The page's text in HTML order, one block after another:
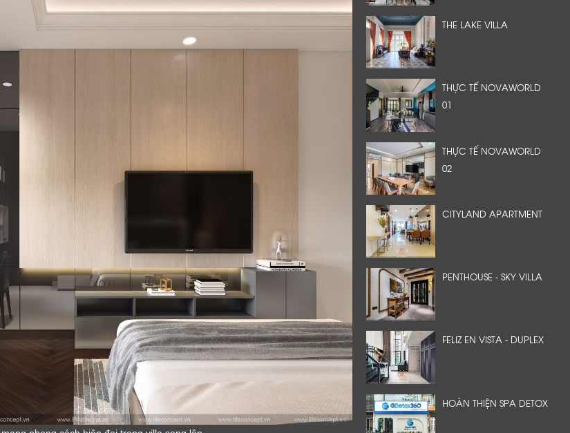
THE LAKE VILLA
THỰC TẾ NOVAWORLD
01
THỰC TẾ NOVAWORLD
02
CITYLAND APARTMENT
PENTHOUSE - SKY VILLA
FELIZ EN VISTA - DUPLEX
HOÀN THIỆN SPA DETOX